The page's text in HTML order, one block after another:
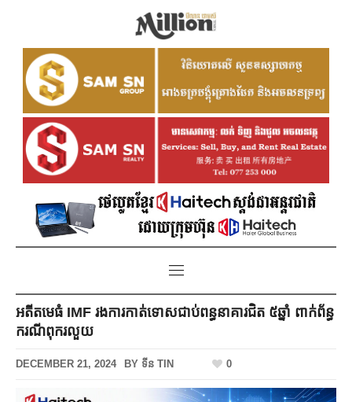
អតីតមេធំ IMF រងការកាត់ទោសជាប់ពន្ធនាគារជិត ៥ឆ្នាំ ពាក់ព័ន្ធ
ករណីពុករលួយ
DECEMBER 21, 2024 BY ទីន TIN 0